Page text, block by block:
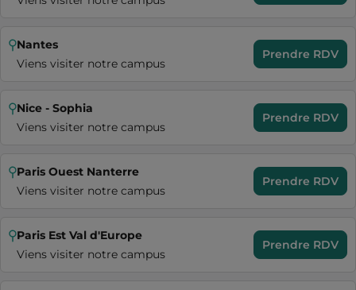
Nantes
Viens visiter notre campus
Prendre RDV
Nice - Sophia
Viens visiter notre campus
Prendre RDV
Paris Ouest Nanterre
Viens visiter notre campus
Prendre RDV
Paris Est Val d'Europe
Viens visiter notre campus
Prendre RDV